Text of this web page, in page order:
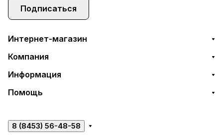
Подписаться
Интернет-магазин
Компания
Информация
Помощь
8 (8453) 56-48-58